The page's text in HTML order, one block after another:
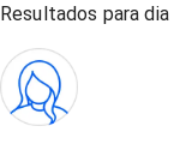
Resultados para dia